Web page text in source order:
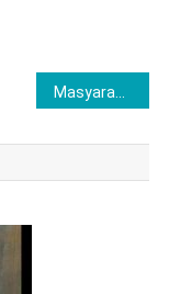
Masyarakat Pekon Ngambur Audiensi dengan Bupati Pesisir Barat